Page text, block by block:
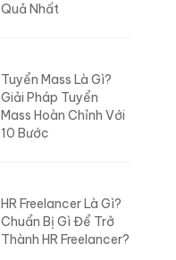
Quả Nhất
Tuyển Mass Là Gì?
Giải Pháp Tuyển
Mass Hoàn Chỉnh Với
10 Bước
HR Freelancer Là Gì?
Chuẩn Bị Gì Để Trở
Thành HR Freelancer?